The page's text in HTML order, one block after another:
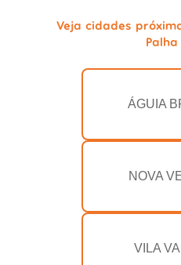
Veja cidades
ÁGUIA
NOVA
VILA